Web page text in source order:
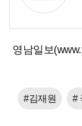
영남일보
#김재원 #